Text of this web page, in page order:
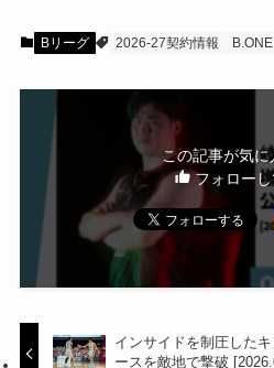
Bリーグ 2026-27契約情報 B.ONE
この記事が気
フォロー
インサイドを制圧した
ースを敵地で撃破